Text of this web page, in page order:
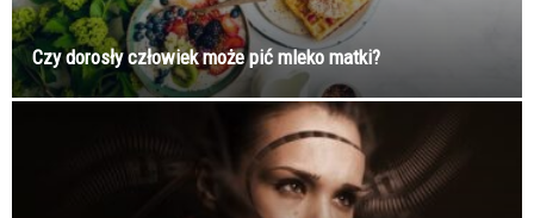
Czy dorosły człowiek może pić mleko matki?